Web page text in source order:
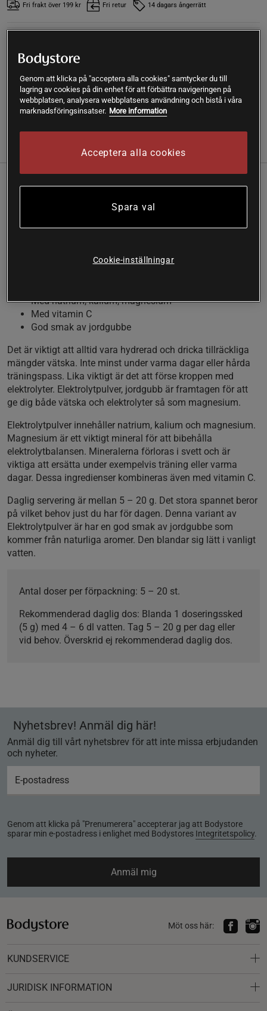
Fri frakt över 199 kr Fri retur 14 dagars ångerrätt
Elektrolytpulver, 100 g, Jordgubb är ett kosttillskott från
av jordgubbe.
Läs mer
Recensioner(1) Näring & Ingredienser
Elektrolytpulver är en okomplicerad blandning av
kalium, natrium och magnesium tillsammans med
tillfällen då man förlorar stora mängder vätska.
Med natrium, kalium, magnesium
Med vitamin C
God smak av jordgubbe
Det är viktigt att alltid vara hydrerad och dricka tillräckliga
mängder vätska. Inte minst under varma dagar eller hårda
träningspass. Lika viktigt är det att förse kroppen med
elektrolyter. Elektrolytpulver, jordgubb är framtagen för att
ge dig både vätska och elektrolyter så som magnesium.
Elektrolytpulver innehåller natrium, kalium och magnesium.
Magnesium är ett viktigt mineral för att bibehålla
elektrolytbalansen. Mineralerna förloras i svett och är
viktiga att ersätta under exempelvis träning eller varma
dagar. Dessa ingredienser kombineras även med vitamin C.
Daglig servering är mellan 5 – 20 g. Det stora spannet beror
på vilket behov just du har för dagen. Denna variant av
Elektrolytpulver är har en god smak av jordgubbe som
kommer från naturliga aromer. Den blandar sig lätt i vanligt
vatten.
Antal doser per förpackning: 5 – 20 st.
Rekommenderad daglig dos: Blanda 1 doseringssked
(5 g) med 4 – 6 dl vatten. Tag 5 – 20 g per dag eller
vid behov. Överskrid ej rekommenderad daglig dos.
Nyhetsbrev! Anmäl dig här!
Anmäl dig till vårt nyhetsbrev för att inte missa erbjudanden
och nyheter.
Genom att klicka på "Prenumerera" accepterar jag att Bodystore
sparar min e-postadress i enlighet med Bodystores Integritetspolicy.
Anmäl mig
Möt oss här:
KUNDSERVICE
JURIDISK INFORMATION
Genom att klicka på "acceptera alla cookies" samtycker du till
lagring av cookies på din enhet för att förbättra navigeringen på
webbplatsen, analysera webbplatsens användning och bistå i våra
marknadsföringsinsatser. More information
Acceptera alla cookies
Spara val
Cookie-inställningar